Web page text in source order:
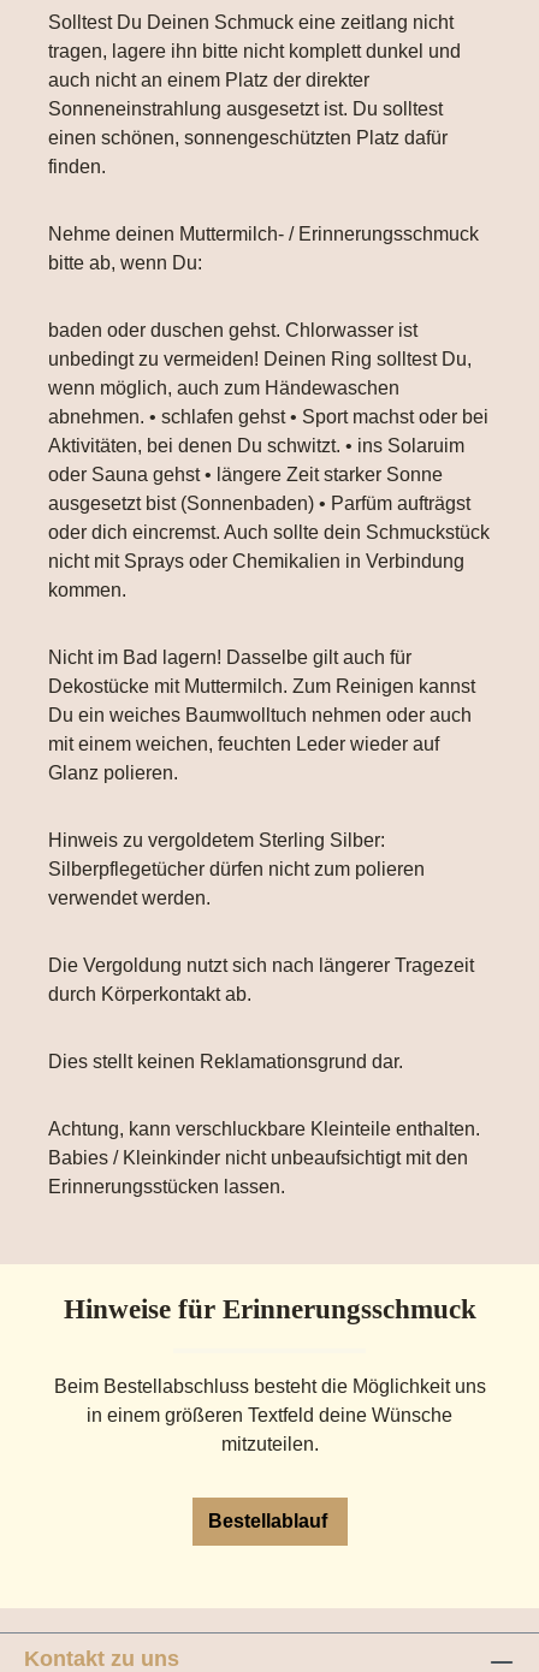
Solltest Du Deinen Schmuck eine zeitlang nicht
tragen, lagere ihn bitte nicht komplett dunkel und
auch nicht an einem Platz der direkter
Sonneneinstrahlung ausgesetzt ist. Du solltest
einen schönen, sonnengeschützten Platz dafür
finden.
Nehme deinen Muttermilch- / Erinnerungsschmuck
bitte ab, wenn Du:
baden oder duschen gehst. Chlorwasser ist
unbedingt zu vermeiden! Deinen Ring solltest Du,
wenn möglich, auch zum Händewaschen
abnehmen. • schlafen gehst • Sport machst oder bei
Aktivitäten, bei denen Du schwitzt. • ins Solaruim
oder Sauna gehst • längere Zeit starker Sonne
ausgesetzt bist (Sonnenbaden) • Parfüm aufträgst
oder dich eincremst. Auch sollte dein Schmuckstück
nicht mit Sprays oder Chemikalien in Verbindung
kommen.
Nicht im Bad lagern! Dasselbe gilt auch für
Dekostücke mit Muttermilch. Zum Reinigen kannst
Du ein weiches Baumwolltuch nehmen oder auch
mit einem weichen, feuchten Leder wieder auf
Glanz polieren.
Hinweis zu vergoldetem Sterling Silber:
Silberpflegetücher dürfen nicht zum polieren
verwendet werden.
Die Vergoldung nutzt sich nach längerer Tragezeit
durch Körperkontakt ab.
Dies stellt keinen Reklamationsgrund dar.
Achtung, kann verschluckbare Kleinteile enthalten.
Babies / Kleinkinder nicht unbeaufsichtigt mit den
Erinnerungsstücken lassen.
Hinweise für Erinnerungsschmuck
Beim Bestellabschluss besteht die Möglichkeit uns
in einem größeren Textfeld deine Wünsche
mitzuteilen.
Bestellablauf
Kontakt zu uns